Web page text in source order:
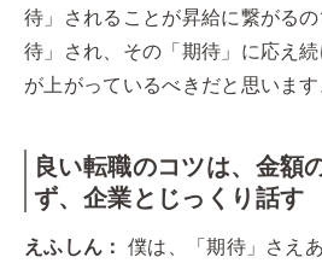
待」されることが昇給に繋がる
待」され、その「期待」に応え
が上がっているべきだと思います
良い転職のコツは、金額
ず、企業とじっくり話す
えふしん： 僕は、「期待」さえ